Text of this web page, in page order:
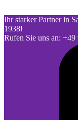
Ihr starker Partner in
1938!
Rufen Sie uns an: